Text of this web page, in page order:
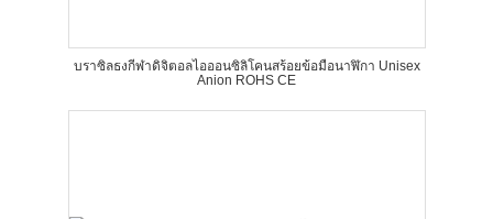
บราซิลธงกีฬาดิจิตอลไอออนซิลิโคนสร้อยข้อมือนาฬิกา Unisex
Anion ROHS CE